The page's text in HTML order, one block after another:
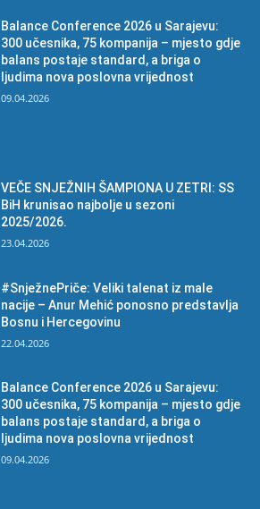
Balance Conference 2026 u Sarajevu:
300 učesnika, 75 kompanija – mjesto gdje
balans postaje standard, a briga o
ljudima nova poslovna vrijednost
09.04.2026
VEČE SNJEŽNIH ŠAMPIONA U ZETRI: SS
BiH krunisao najbolje u sezoni
2025/2026.
23.04.2026
#SnježnePriče: Veliki talenat iz male
nacije – Anur Mehić ponosno predstavlja
Bosnu i Hercegovinu
22.04.2026
Balance Conference 2026 u Sarajevu:
300 učesnika, 75 kompanija – mjesto gdje
balans postaje standard, a briga o
ljudima nova poslovna vrijednost
09.04.2026